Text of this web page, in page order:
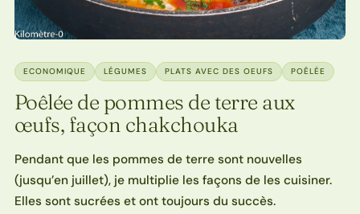
ECONOMIQUE LÉGUMES PLATS AVEC DES OEUFS POÊLÉE
Poêlée de pommes de terre aux
œufs, façon chakchouka
Pendant que les pommes de terre sont nouvelles
(jusqu’en juillet), je multiplie les façons de les cuisiner.
Elles sont sucrées et ont toujours du succès.